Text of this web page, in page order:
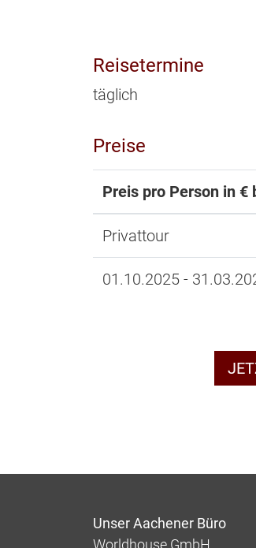
Reisetermine
täglich
Preise
Preis pro Person in €
Privattour
01.10.2025 -
Unser Aachener Büro
Worldhouse GmbH